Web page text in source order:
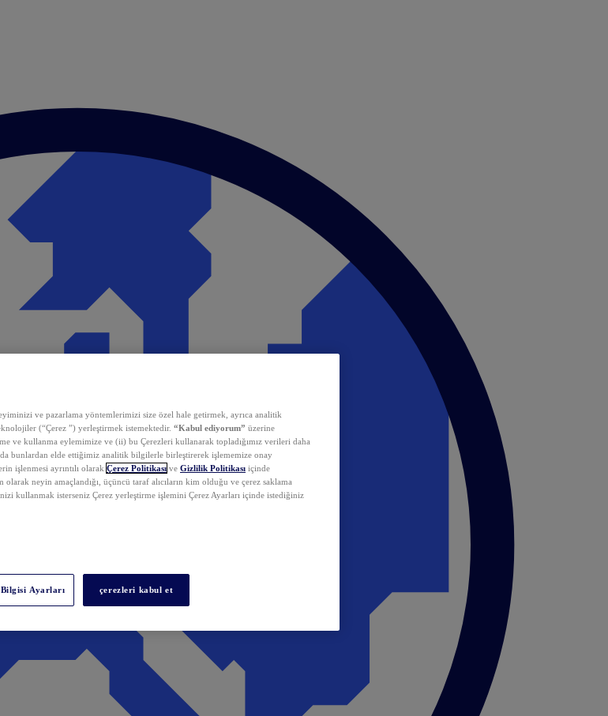
ve pazarlama yöntemlerimizi size özel hale getirmek, ayrıca analitik
(“Çerez ”) yerleştirmek istemektedir. “Kabul ediyorum” üzerine
ve kullanma eylemimize ve (ii) bu Çerezleri kullanarak topladığımız verileri daha
bunlardan elde ettiğimiz analitik bilgilerle birleştirerek işlememize onay
işlenmesi ayrıntılı olarak Çerez Politikası ve Gizlilik Politikası içinde
olarak neyin amaçlandığı, üçüncü taraf alıcıların kim olduğu ve çerez saklama
kullanmak isterseniz Çerez yerleştirme işlemini Çerez Ayarları içinde istediğiniz
Bilgisi Ayarları çerezleri kabul et